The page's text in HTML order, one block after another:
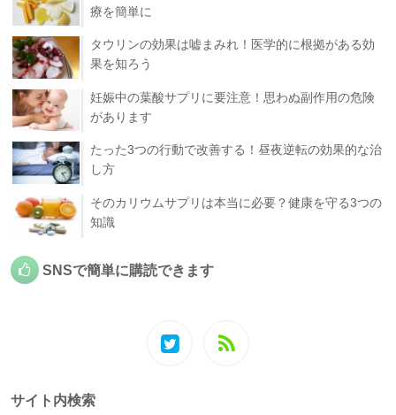
療を簡単に
タウリンの効果は嘘まみれ！医学的に根拠がある効
果を知ろう
妊娠中の葉酸サプリに要注意！思わぬ副作用の危険
があります
たった3つの行動で改善する！昼夜逆転の効果的な治
し方
そのカリウムサプリは本当に必要？健康を守る3つの
知識
SNSで簡単に購読できます
サイト内検索